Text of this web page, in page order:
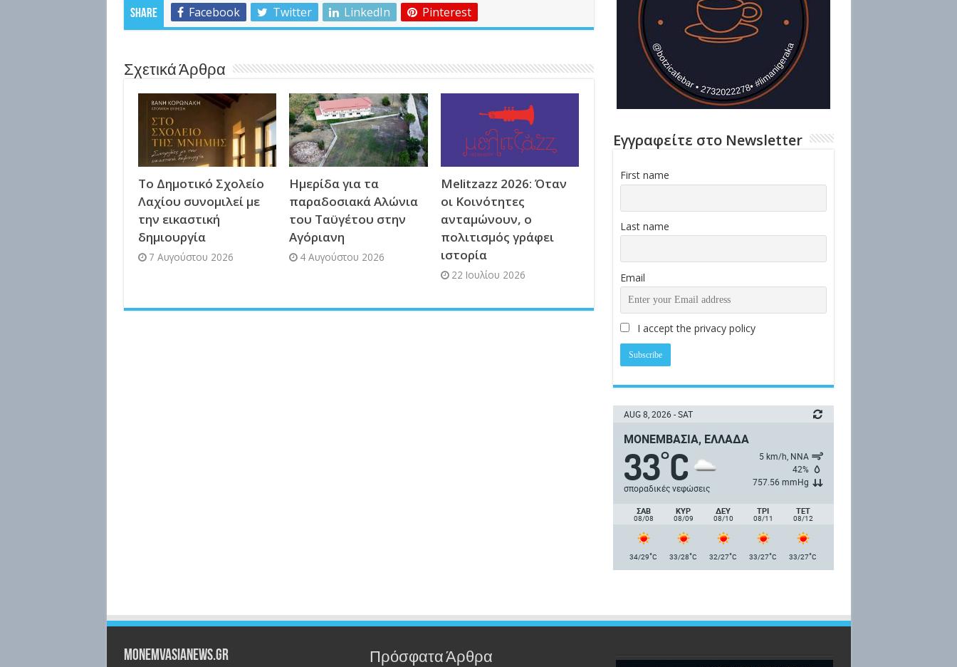
Share Facebook Twitter LinkedIn Pinterest
Σχετικά Άρθρα
Το Δημοτικό Σχολείο
Λαχίου συνομιλεί με
την εικαστική
δημιουργία
7 Αυγούστου 2026
Ημερίδα για τα
παραδοσιακά Αλώνια
του Ταϋγέτου στην
Αγόριανη
4 Αυγούστου 2026
Melitzazz 2026: Όταν
οι Κοινότητες
ανταμώνουν, ο
πολιτισμός γράφει
ιστορία
22 Ιουλίου 2026
Εγγραφείτε στο Newsletter
First name
Last name
Email
I accept the privacy policy
AUG 8, 2026 - SAT
ΜΟΝΕΜΒΑΣΙΆ, ΕΛΛΆΔΑ
33°C
σποραδικές νεφώσεις
5 km/h, ΝΝΑ
42%
757.56 mmHg
ΣΑΒ
08/08
ΚΥΡ
08/09
ΔΕΥ
08/10
ΤΡΙ
08/11
ΤΕΤ
08/12
34/29°C 33/28°C 32/27°C 33/27°C 33/27°C
Monemvasianews.gr Πρόσφατα Άρθρα